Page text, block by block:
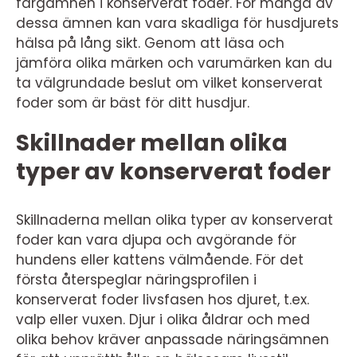
dessa ämnen kan vara skadliga för husdjurets
hälsa på lång sikt. Genom att läsa och
jämföra olika märken och varumärken kan du
ta välgrundade beslut om vilket konserverat
foder som är bäst för ditt husdjur.
Skillnader mellan olika
typer av konserverat foder
Skillnaderna mellan olika typer av konserverat
foder kan vara djupa och avgörande för
hundens eller kattens välmående. För det
första återspeglar näringsprofilen i
konserverat foder livsfasen hos djuret, t.ex.
valp eller vuxen. Djur i olika åldrar och med
olika behov kräver anpassade näringsämnen